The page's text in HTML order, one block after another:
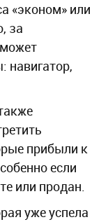
«эконом» или
за
навигатор,
прибыли к
если
или продан.
уже успела